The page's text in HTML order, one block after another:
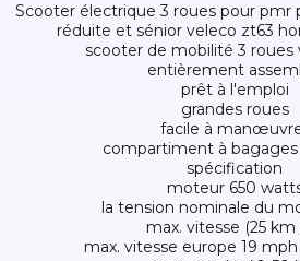
scooter électrique 3 roues pour pmr personnes à mobilité
réduite et sénior veleco zt63
scooter de mobilité 3 roues
entièrement
prêt à l'emploi
grandes roues
facile à
c ompartiment à
spécification
moteur 650
la tension nominale du
max. vitesse (25 km
max. vitesse europe 19